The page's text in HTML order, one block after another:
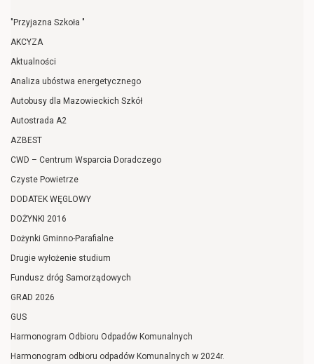
"Przyjazna Szkoła "
AKCYZA
Aktualności
Analiza ubóstwa energetycznego
Autobusy dla Mazowieckich Szkół
Autostrada A2
AZBEST
CWD – Centrum Wsparcia Doradczego
Czyste Powietrze
DODATEK WĘGLOWY
DOŻYNKI 2016
Dożynki Gminno-Parafialne
Drugie wyłożenie studium
Fundusz dróg Samorządowych
GRAD 2026
GUS
Harmonogram Odbioru Odpadów Komunalnych
Harmonogram odbioru odpadów Komunalnych w 2024r.